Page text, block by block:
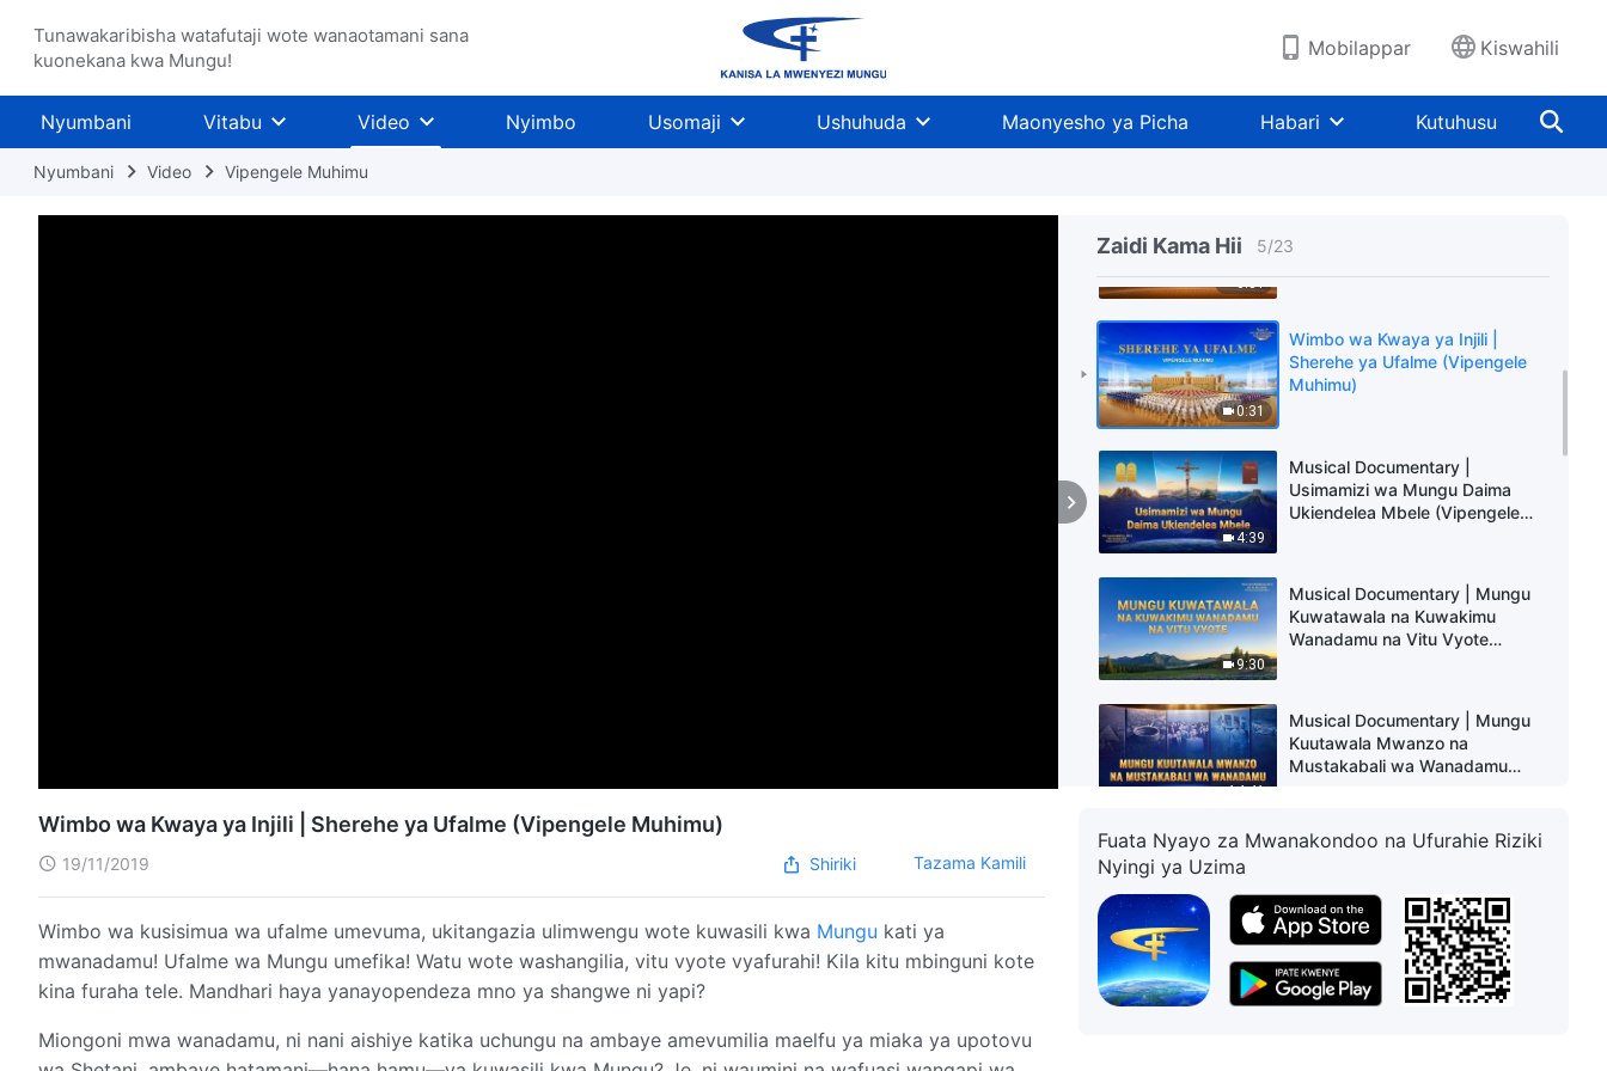
Tunawakaribisha watafutaji wote wanaotamani sana
kuonekana kwa Mungu!
Mobilappar Kiswahili
Nyumbani Vitabu Video Nyimbo Usomaji Ushuhuda Maonyesho ya Picha Habari Kutuhusu
Nyumbani Video Vipengele Muhimu
Zaidi Kama Hii 5/23
Maafa (Vipengele Muhimu)
0:31
(Vipengele Muhimu)
0:31
Wimbo wa Kwaya ya Injili |
Sherehe ya Ufalme (Vipengele
Muhimu)
4:39
Musical Documentary |
Usimamizi wa Mungu Daima
Ukiendelea Mbele (Vipengele
9:30
Musical Documentary | Mungu
Kuwatawala na Kuwakimu
Wanadamu na Vitu Vyote
14:41
Musical Documentary | Mungu
Kuutawala Mwanzo na
Mustakabali wa Wanadamu
3:15
Musical Documentary | Mungu
(Vipengele Muhimu)
Musical Documentary | Rekodi
ya Kazi ya Mungu ya Kuumba
Wimbo wa Kwaya ya Injili | Sherehe ya Ufalme (Vipengele Muhimu)
19/11/2019 Shiriki Tazama Kamili
Wimbo wa kusisimua wa ufalme umevuma, ukitangazia ulimwengu wote kuwasili kwa Mungu kati ya
mwanadamu! Ufalme wa Mungu umefika! Watu wote washangilia, vitu vyote vyafurahi! Kila kitu mbinguni kote
kina furaha tele. Mandhari haya yanayopendeza mno ya shangwe ni yapi?
Miongoni mwa wanadamu, ni nani aishiye katika uchungu na ambaye amevumilia maelfu ya miaka ya upotovu
Fuata Nyayo za Mwanakondoo na Ufurahie Riziki
Nyingi ya Uzima